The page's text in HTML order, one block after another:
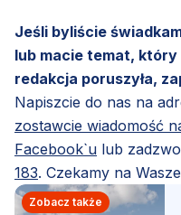
Jeśli byliście
lub macie temat,
redakcja poruszyła,
Napiszcie do nas na
zostawcie wiadomość
Facebook`u lub
183. Czekamy na
Zobacz także